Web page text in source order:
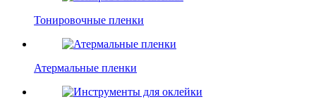
Тонировочные пленки
Атермальные пленки